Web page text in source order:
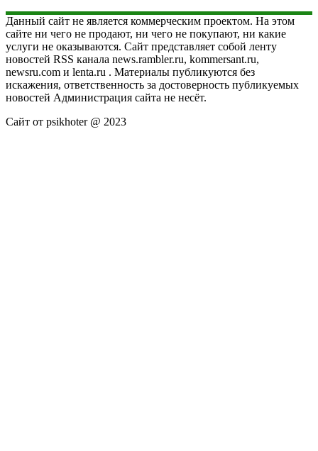
Данный сайт не является коммерческим проектом. На этом
сайте ни чего не продают, ни чего не покупают, ни какие
услуги не оказываются. Сайт представляет собой ленту
новостей RSS канала news.rambler.ru, kommersant.ru,
newsru.com и lenta.ru . Материалы публикуются без
искажения, ответственность за достоверность публикуемых
новостей Администрация сайта не несёт.
Сайт от psikhoter @ 2023